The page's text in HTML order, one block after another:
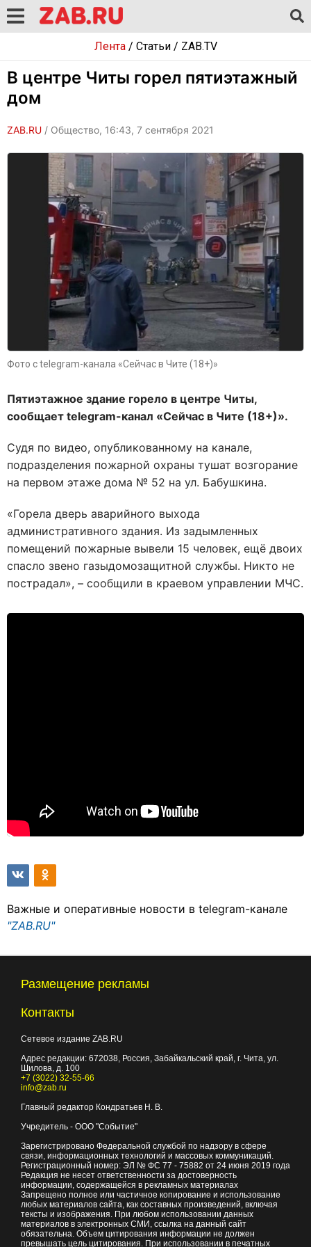
Лента/ Статьи/ ZAB.TV
В центре Читы горел пятиэтажный
дом
ZAB.RU / Общество, 16:43, 7 сентября 2021
Фото с telegram-канала «Сейчас в Чите (18+)»
Пятиэтажное здание горело в центре Читы,
сообщает telegram-канал «Сейчас в Чите (18+)».
Судя по видео, опубликованному на канале,
подразделения пожарной охраны тушат возгорание
на первом этаже дома № 52 на ул. Бабушкина.
«Горела дверь аварийного выхода
административного здания. Из задымленных
помещений пожарные вывели 15 человек, ещё двоих
спасло звено газыдомозащитной службы. Никто не
пострадал», – сообщили в краевом управлении МЧС.
Важные и оперативные новости в telegram-канале
"ZAB.RU"
Размещение рекламы
Контакты
Сетевое издание ZAB.RU
Адрес редакции: 672038 , Россия, Забайкальский край, г. Чита ул.
Шилова, д. 100
+7 (3022) 32-55-66
info@zab.ru
Главный редактор Кондратьев Н. В.
Учредитель - ООО "Событие"
Зарегистрировано Федеральной службой по надзору в сфере
связи, информационных технологий и массовых коммуникаций.
Регистрационный номер: ЭЛ № ФС 77 - 75882 от 24 июня 2019 года
Редакция не несет ответственности за достоверность
информации, содержащейся в рекламных материалах
Запрещено полное или частичное копирование и использование
любых материалов сайта, как составных произведений, включая
тексты и изображения. При любом использовании данных
материалов в электронных СМИ, ссылка на данный сайт
обязательна. Объем цитирования информации не должен
превышать цель цитирования. При использовании в печатных